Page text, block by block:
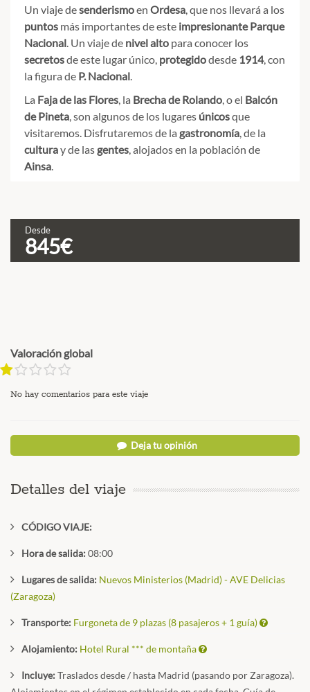
Un viaje desenderismoen Ordesa, que nos llevará a los
puntos más importantes de este impresionante Parque
Nacional. Un viaje de nivel alto para conocer los
secretosde este lugar único, protegidodesde 1914, con
la figura de P. Nacional.
La Faja de las Flores, la Brecha de Rolando, o el Balcón
de Pineta, son algunos de los lugares únicosque
visitaremos. Disfrutaremos de la gastronomía, de la
culturay de las gentes, alojados en la población de
Ainsa.
Desde
845€
Valoración global
No hay comentarios para este viaje
Deja tu opinión
Detalles del viaje
CÓDIGO VIAJE:
Hora de salida:08:00
Lugares de salida: Nuevos Ministerios (Madrid) - AVE Delicias
(Zaragoza)
Transporte: Furgoneta de 9 plazas (8 pasajeros + 1 guía)
Alojamiento: Hotel Rural *** de montaña
Incluye:Traslados desde / hasta Madrid (pasando por Zaragoza).